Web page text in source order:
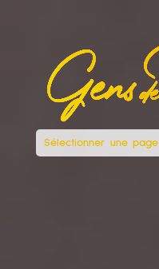
Sélectionner une page